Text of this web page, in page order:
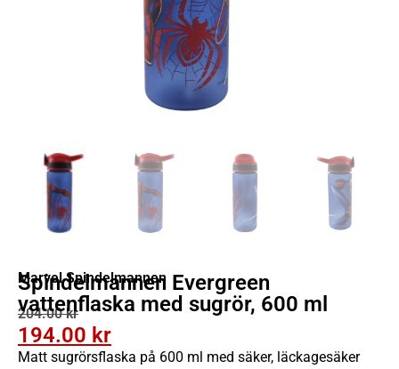
Marvel Spindelmannen
Spindelmannen Evergreen
vattenflaska med sugrör, 600 ml
204.00kr
194.00 kr
Matt sugrörsflaska på 600 ml med säker, läckagesäker